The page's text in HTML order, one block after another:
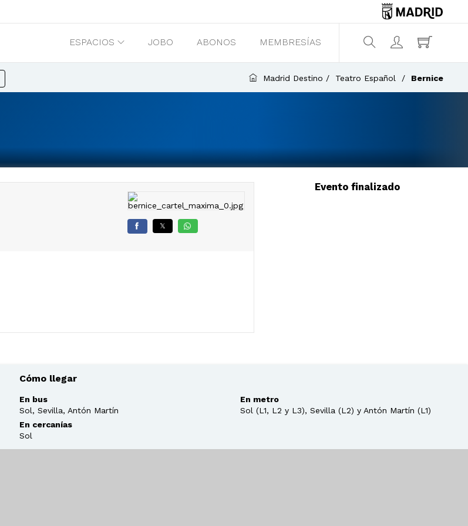
ESPACIOS JOBO ABONOS MEMBRESÍAS ¿Qué estás buscando?
Madrid Destino Teatro Español Bernice
𝕏
Evento finalizado
Cómo llegar
En bus
Sol, Sevilla, Antón Martín
En metro
Sol (L1, L2 y L3), Sevilla (L2) y Antón Martín (L1)
En cercanías
Sol